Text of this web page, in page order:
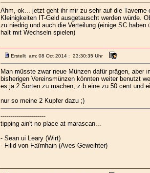
Ähm, ok... jetzt geht ihr mir zu sehr auf die
Kleinigkeiten IT-Geld ausgetauscht werden würde.
zu niedrig und auch die Verteilung (einige SC
halt mit Wechseln spielen)
Erstellt am: 08 Oct 2014 : 23:30:35 Uhr
Man müsste zwar neue Münzen dafür prägen,
bisherigen Vereinsmünzen könnten weiter benutzt
es ja 2 Sorten zu machen, z.b eine zu 50 cent und
nur so meine 2 Kupfer dazu ;)
-----------------------
tipping ain't no place at marascan...
- Sean ui Leary (Wirt)
- Filid von Faîrnhain (Aves-Geweihter)